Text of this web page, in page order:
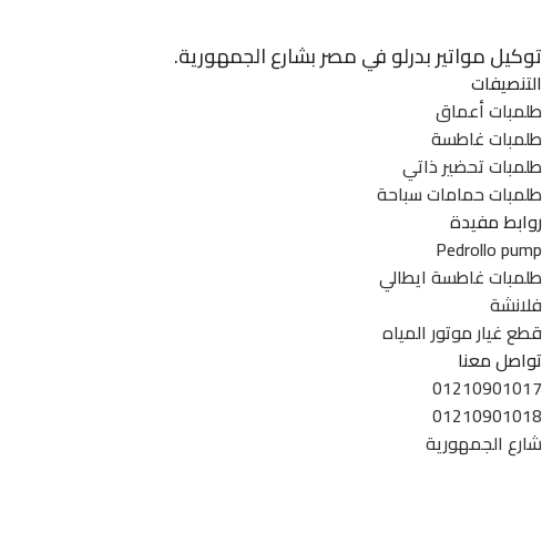
توكيل مواتير بدرلو في مصر بشارع الجمهورية.
التنصيفات
طلمبات أعماق
طلمبات غاطسة
طلمبات تحضير ذاتي
طلمبات حمامات سباحة
روابط مفيدة
Pedrollo pump
طلمبات غاطسة ايطالي
فلانشة
قطع غيار موتور المياه
تواصل معنا
01210901017
01210901018
شارع الجمهورية